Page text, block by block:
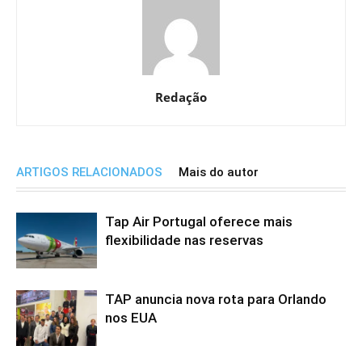
Redação
ARTIGOS RELACIONADOS Mais do autor
Tap Air Portugal oferece mais
flexibilidade nas reservas
TAP anuncia nova rota para Orlando
nos EUA